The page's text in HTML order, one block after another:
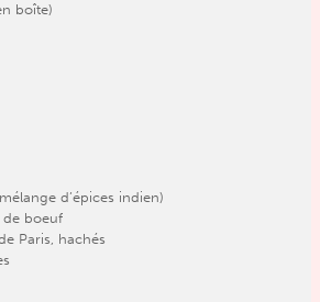
boîte)
d’épices indien)
de boeuf
Paris, hachés